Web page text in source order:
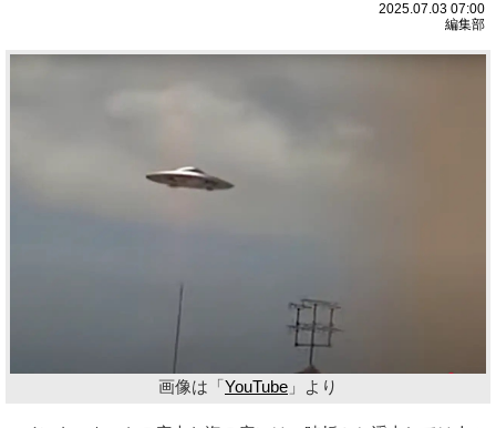
2025.07.03 07:00
編集部
画像は「YouTube 」より